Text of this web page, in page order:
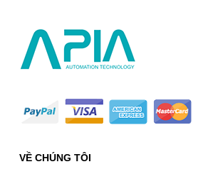
VỀ CHÚNG TÔI